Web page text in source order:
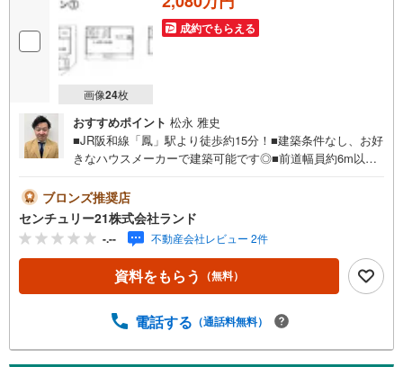
画像24枚
成約でもらえる
おすすめポイント 松永 雅史
■JR阪和線「鳳」駅より徒歩約15分！■建築条件なし、お好
きなハウスメーカーで建築可能です◎■前道幅員約6m以上
チュリー21ランドについて＞●センチュリー21ランド北花
田本店は・・・ お客様のニーズに寄り添い、大切なお住
まいのご購入に最後まで伴走いたします！●リフォームのご
相談も承っております。●購入・売却・ローンのご相
談・・・なんでもお気軽にご相談くださいませ！〇大阪メ
トロ御堂筋線「北花田」駅より徒歩約10分！○JR阪和線
曜日・水曜日定休日※祝日は営業）事前にご連絡いただけま
ります！
ブロンズ推奨店
センチュリー21株式会社ランド
-.-- 不動産会社レビュー 2件
資料をもらう （無料）
電話する （通話料無料）